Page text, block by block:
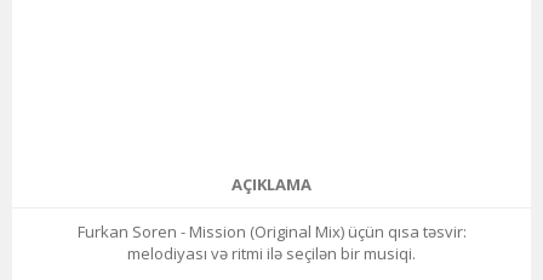
AÇIKLAMA
Furkan Soren - Mission (Original Mix) üçün qısa təsvir:
melodiyası və ritmi ilə seçilən bir musiqi.